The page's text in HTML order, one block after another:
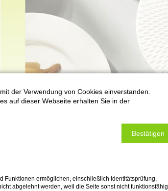
der Verwendung von Cookies einverstanden.
auf dieser Webseite erhalten Sie in der
Bestätigen
Funktionen ermöglichen, einschließlich Identitätsprüfung,
abgelehnt werden, weil die Seite sonst nicht funktionsfähig